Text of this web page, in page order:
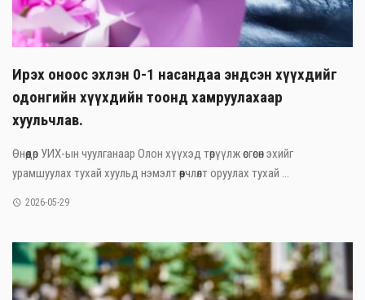
Ирэх оноос эхлэн 0-1 насандаа эндсэн хүүхдийг
одонгийн хүүхдийн тоонд хамруулахаар
хуульчлав.
Өнөөдөр УИХ-ын чуулганаар Олон хүүхэд төрүүлж өсгөсөн эхийг
урамшуулах тухай хуульд нэмэлт өөрчлөлт оруулах тухай ...
2026-05-29